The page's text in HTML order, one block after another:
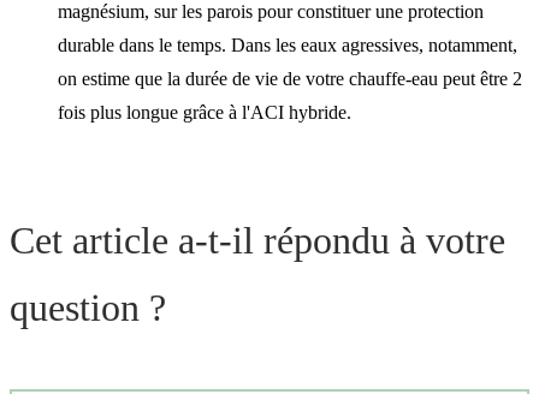
magnésium, sur les parois pour constituer une protection
durable dans le temps. Dans les eaux agressives, notamment,
on estime que la durée de vie de votre chauffe-eau peut être 2
fois plus longue grâce à l'ACI hybride.
Cet article a-t-il répondu à votre
question ?